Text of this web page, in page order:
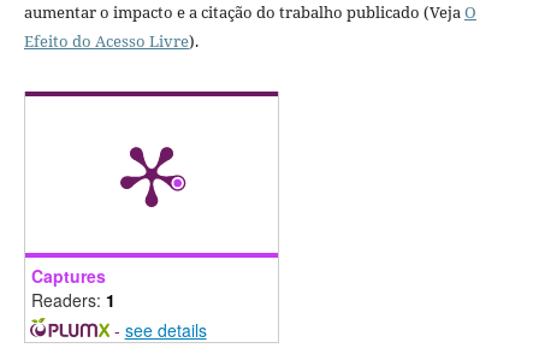
aumentar o impacto e a citação do trabalho publicado (VejaO
Efeito do Acesso Livre).
Captures
Readers: 1
- see details